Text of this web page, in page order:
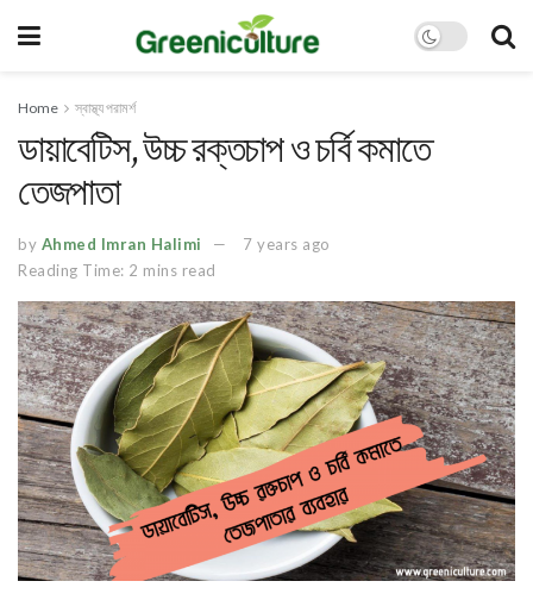
Home স্বাস্থ্য পরামর্শ
ডায়াবেটিস, উচ্চ রক্তচাপ ও চর্বি কমাতে
তেজপাতা
by Ahmed Imran Halimi
7 years ago
Reading Time: 2 mins read